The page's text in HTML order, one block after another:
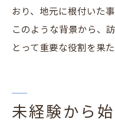
おり、地元に根付いた
このような背景から、
とって重要な役割を果
未経験から